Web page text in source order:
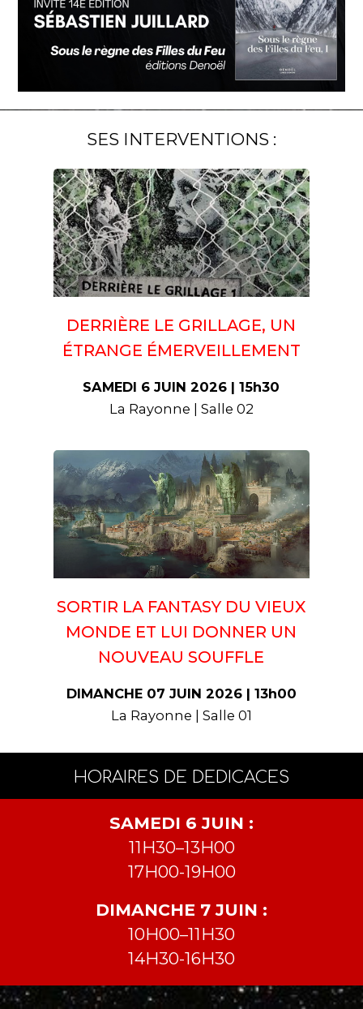
SES INTERVENTIONS :
DERRIÈRE LE GRILLAGE, UN
ÉTRANGE ÉMERVEILLEMENT
SAMEDI 6 JUIN 2026 | 15h30
La Rayonne | Salle 02
SORTIR LA FANTASY DU VIEUX
MONDE ET LUI DONNER UN
NOUVEAU SOUFFLE
DIMANCHE 07 JUIN 2026 | 13h00
La Rayonne | Salle 01
HORAIRES DE DEDICACES
SAMEDI 6 JUIN :
11H30–13H00
17H00-19H00
DIMANCHE 7 JUIN :
10H00–11H30
14H30-16H30